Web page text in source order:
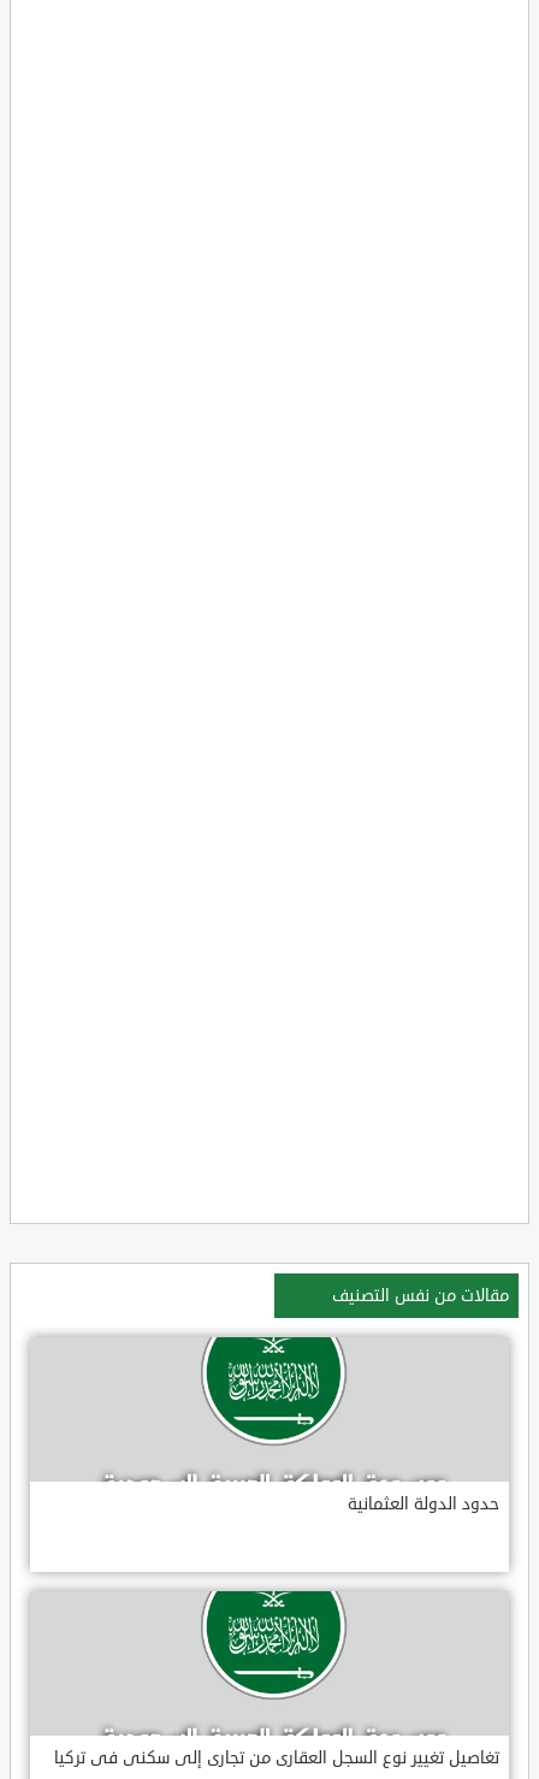
مقالات من نفس التصنيف
حدود الدولة العثمانية
تغاصيل تغيير نوع السجل العقارى من تجارى إلى سكنى فى تركيا